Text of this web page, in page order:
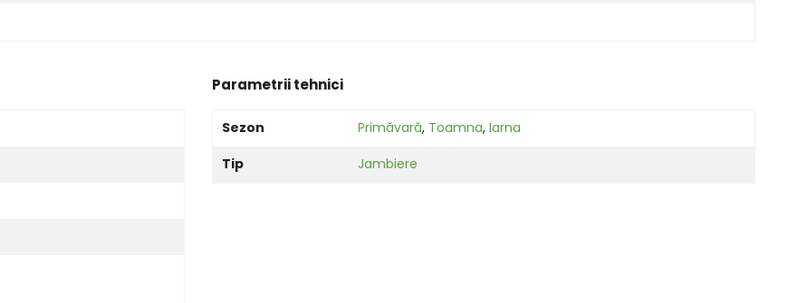
Parametrii tehnici
Sezon Primăvară, Toamna, Iarna
Tip
Jambiere